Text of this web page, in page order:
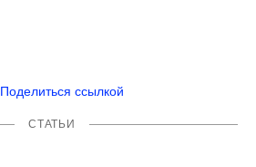
Поделиться ссылкой
СТАТЬИ